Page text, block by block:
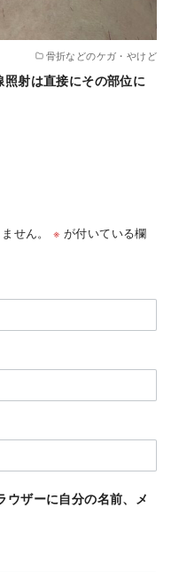
骨折などのケガ・やけど
射は直接にその部位に
せん。 ※ が付いている欄
ウザーに自分の名前、メ